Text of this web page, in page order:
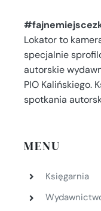
Lokator to
specjalnie
autorskie
PIO Kalińskiego.
spotkania
MENU
Księgarnia